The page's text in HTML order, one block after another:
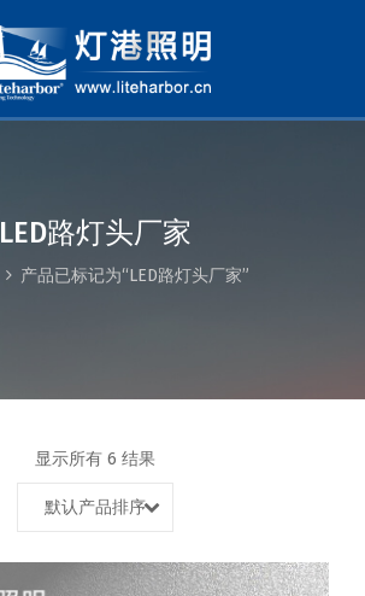
LED路灯头厂家
产品已标记为“LED路灯头厂家”
显示所有 6 结果
默认产品排序